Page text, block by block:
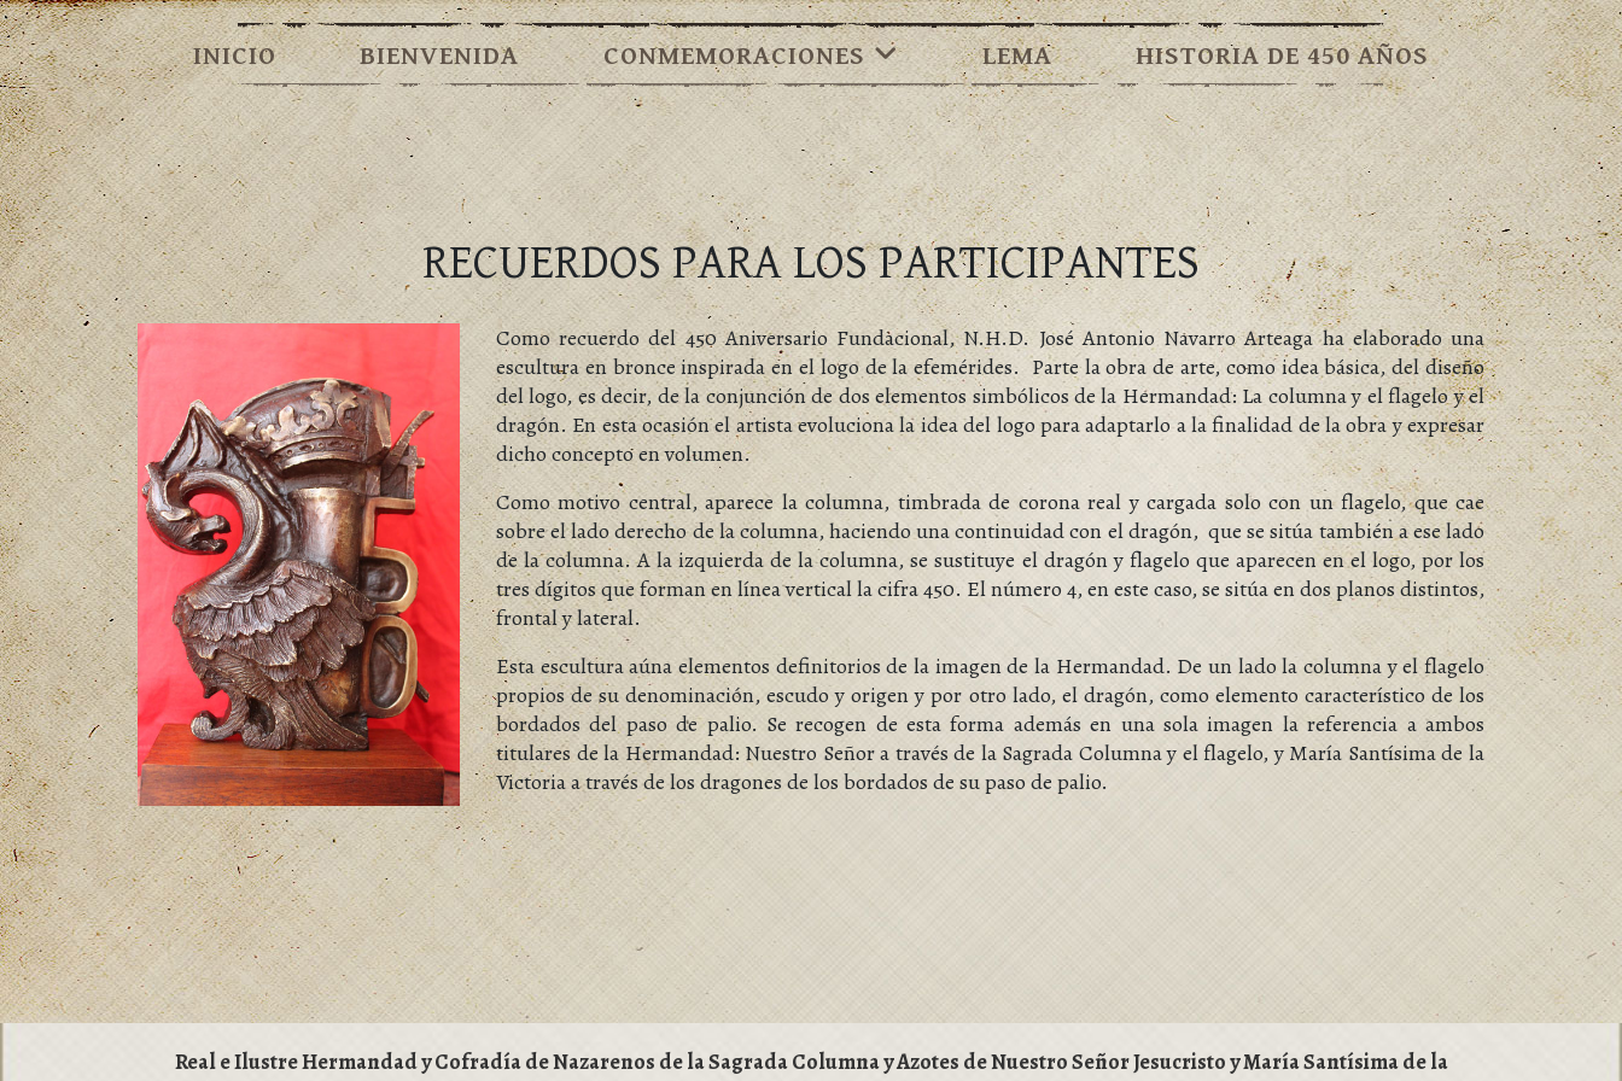
INICIO BIENVENIDA CONMEMORACIONES LEMA HISTORIA DE 450 AÑOS
RECUERDOS PARA LOS PARTICIPANTES
Como recuerdo del 450 Aniversario Fundacional, N.H.D. José Antonio Navarro Arteaga ha elaborado una
escultura en bronce inspirada en el logo de la efemérides. Parte la obra de arte, como idea básica, del diseño
del logo, es decir, de la conjunción de dos elementos simbólicos de la Hermandad: La columna y el flagelo y el
dragón. En esta ocasión el artista evoluciona la idea del logo para adaptarlo a la finalidad de la obra y expresar
dicho concepto en volumen.
Como motivo central, aparece la columna, timbrada de corona real y cargada solo con un flagelo, que cae
sobre el lado derecho de la columna, haciendo una continuidad con el dragón, que se sitúa también a ese lado
de la columna. A la izquierda de la columna, se sustituye el dragón y flagelo que aparecen en el logo, por los
tres dígitos que forman en línea vertical la cifra 450. El número 4, en este caso, se sitúa en dos planos distintos,
frontal y lateral.
Esta escultura aúna elementos definitorios de la imagen de la Hermandad. De un lado la columna y el flagelo
propios de su denominación, escudo y origen y por otro lado, el dragón, como elemento característico de los
bordados del paso de palio. Se recogen de esta forma además en una sola imagen la referencia a ambos
titulares de la Hermandad: Nuestro Señor a través de la Sagrada Columna y el flagelo, y María Santísima de la
Victoria a través de los dragones de los bordados de su paso de palio.
Real e Ilustre Hermandad y Cofradía de Nazarenos de la Sagrada Columna y Azotes de Nuestro Señor Jesucristo y María Santísima de la